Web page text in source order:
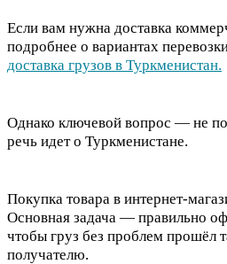
Если вам нужна доставка
подробнее о вариантах
доставка грузов в Туркменистан.
Однако ключевой вопрос — не
речь идет о Туркменистане.
Покупка товара в интернет-
Основная задача — правильно
чтобы груз без проблем прошёл
получателю.